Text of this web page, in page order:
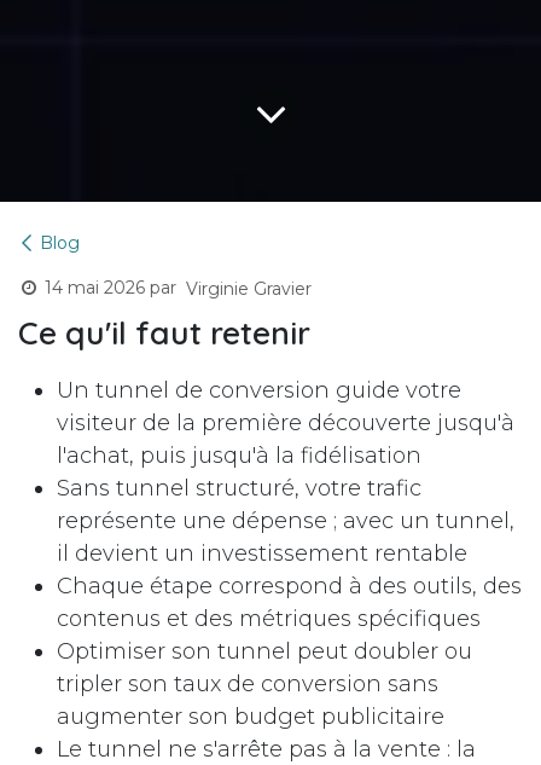
Blog
14 mai 2026 par Virginie Gravier
Ce qu'il faut retenir
Un tunnel de conversion guide votre
visiteur de la première découverte jusqu'à
l'achat, puis jusqu'à la fidélisation
Sans tunnel structuré, votre trafic
représente une dépense ; avec un tunnel,
il devient un investissement rentable
Chaque étape correspond à des outils, des
contenus et des métriques spécifiques
Optimiser son tunnel peut doubler ou
tripler son taux de conversion sans
augmenter son budget publicitaire
Le tunnel ne s'arrête pas à la vente : la